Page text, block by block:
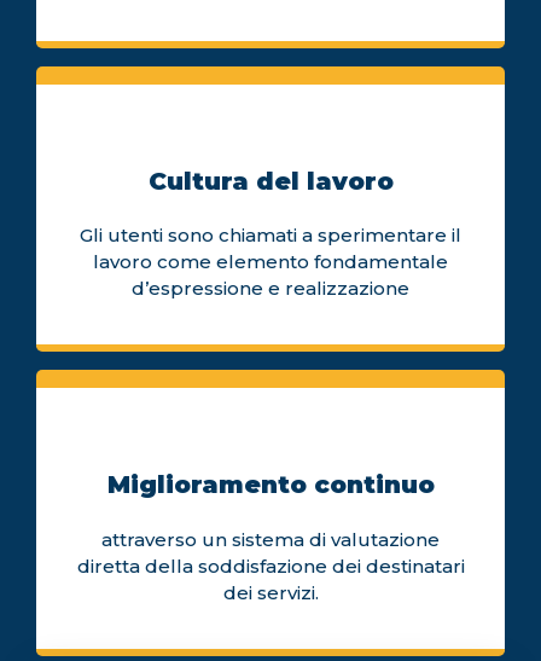
Cultura del lavoro
Gli utenti sono chiamati a sperimentare il
lavoro come elemento fondamentale
d’espressione e realizzazione
Miglioramento continuo
attraverso un sistema di valutazione
diretta della soddisfazione dei destinatari
dei servizi.